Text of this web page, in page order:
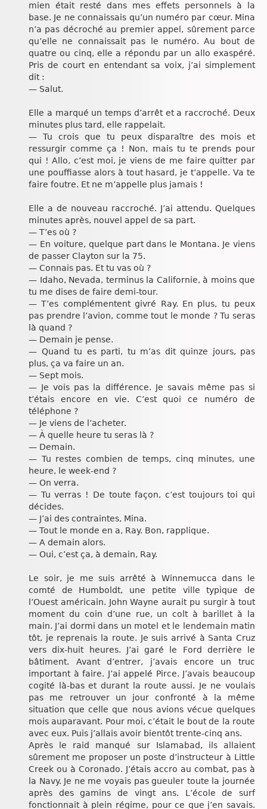
mien était resté dans mes effets personnels à la
base. Je ne connaissais qu’un numéro par cœur. Mina
n’a pas décroché au premier appel, sûrement parce
qu’elle ne connaissait pas le numéro. Au bout de
quatre ou cinq, elle a répondu par un allo exaspéré.
Pris de court en entendant sa voix, j’ai simplement
dit :
— Salut.
Elle a marqué un temps d’arrêt et a raccroché. Deux
minutes plus tard, elle rappelait.
— Tu crois que tu peux disparaître des mois et
ressurgir comme ça ! Non, mais tu te prends pour
qui ! Allo, c’est moi, je viens de me faire quitter par
une pouffiasse alors à tout hasard, je t’appelle. Va te
faire foutre. Et ne m’appelle plus jamais !
Elle a de nouveau raccroché. J’ai attendu. Quelques
minutes après, nouvel appel de sa part.
— T’es où ?
— En voiture, quelque part dans le Montana. Je viens
de passer Clayton sur la 75.
— Connais pas. Et tu vas où ?
— Idaho, Nevada, terminus la Californie, à moins que
tu me dises de faire demi-tour.
— T’es complémentent givré Ray. En plus, tu peux
pas prendre l’avion, comme tout le monde ? Tu seras
là quand ?
— Demain je pense.
— Quand tu es parti, tu m’as dit quinze jours, pas
plus, ça va faire un an.
— Sept mois.
— Je vois pas la différence. Je savais même pas si
t’étais encore en vie. C’est quoi ce numéro de
téléphone ?
— Je viens de l’acheter.
— À quelle heure tu seras là ?
— Demain.
— Tu restes combien de temps, cinq minutes, une
heure, le week-end ?
— On verra.
— Tu verras ! De toute façon, c’est toujours toi qui
décides.
— J’ai des contraintes, Mina.
— Tout le monde en a, Ray. Bon, rapplique.
— A demain alors.
— Oui, c’est ça, à demain, Ray.
Le soir, je me suis arrêté à Winnemucca dans le
comté de Humboldt, une petite ville typique de
l’Ouest américain. John Wayne aurait pu surgir à tout
moment du coin d’une rue, un colt à barillet à la
main. J’ai dormi dans un motel et le lendemain matin
tôt, je reprenais la route. Je suis arrivé à Santa Cruz
vers dix-huit heures. J’ai garé le Ford derrière le
bâtiment. Avant d’entrer, j’avais encore un truc
important à faire. J’ai appelé Pirce. J’avais beaucoup
cogité là-bas et durant la route aussi. Je ne voulais
pas me retrouver un jour confronté à la même
situation que celle que nous avions vécue quelques
mois auparavant. Pour moi, c’était le bout de la route
avec eux. Puis j’allais avoir bientôt trente-cinq ans.
Après le raid manqué sur Islamabad, ils allaient
sûrement me proposer un poste d’instructeur à Little
Creek ou à Coronado. J’étais accro au combat, pas à
la Navy. Je ne me voyais pas gueuler toute la journée
après des gamins de vingt ans. L’école de surf
fonctionnait à plein régime, pour ce que j’en savais.